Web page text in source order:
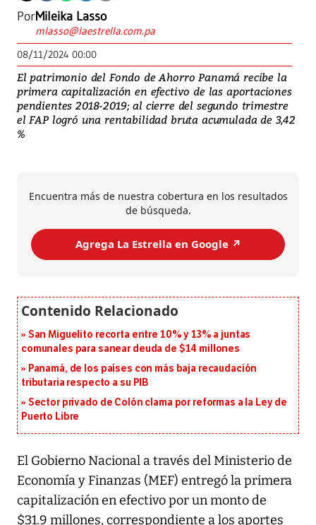
PorMileika Lasso
mlasso@laestrella.com.pa
08/11/2024 00:00
El patrimonio del Fondo de Ahorro Panamá recibe la
primera capitalización en efectivo de las aportaciones
pendientes 2018-2019; al cierre del segundo trimestre
el FAP logró una rentabilidad bruta acumulada de 3,42
%
Encuentra más de nuestra cobertura en los resultados
de búsqueda.
Agrega La Estrella en Google ↗️
San Miguelito recorta entre 10% y 13% a juntas
comunales para sanear deuda de $14 millones
Panamá, de los países con más baja recaudación
tributaria respecto a su PIB
Sector privado de Colón clama por reformas a la Ley de
Puerto Libre
El Gobierno Nacional a través del Ministerio de
Economía y Finanzas (MEF) entregó la primera
capitalización en efectivo por un monto de
$31.9 millones, correspondiente a los aportes